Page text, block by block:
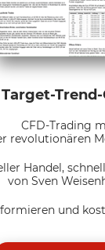
Target-Trend-
CFD-Trading
revolutionären
Handel,
von Sven
und